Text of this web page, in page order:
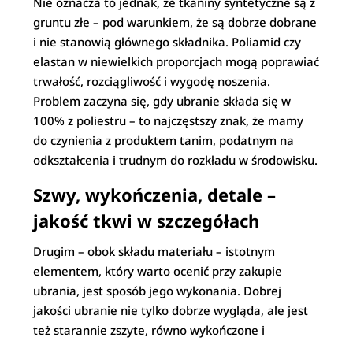
gruntu złe – pod warunkiem, że są dobrze dobrane
i nie stanowią głównego składnika. Poliamid czy
elastan w niewielkich proporcjach mogą poprawiać
trwałość, rozciągliwość i wygodę noszenia.
Problem zaczyna się, gdy ubranie składa się w
100% z poliestru – to najczęstszy znak, że mamy
do czynienia z produktem tanim, podatnym na
odkształcenia i trudnym do rozkładu w środowisku.
Szwy, wykończenia, detale –
jakość tkwi w szczegółach
Drugim – obok składu materiału – istotnym
elementem, który warto ocenić przy zakupie
ubrania, jest sposób jego wykonania. Dobrej
jakości ubranie nie tylko dobrze wygląda, ale jest
też starannie zszyte, równo wykończone i